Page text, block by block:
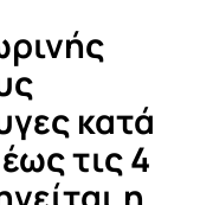
κατά
τις 4